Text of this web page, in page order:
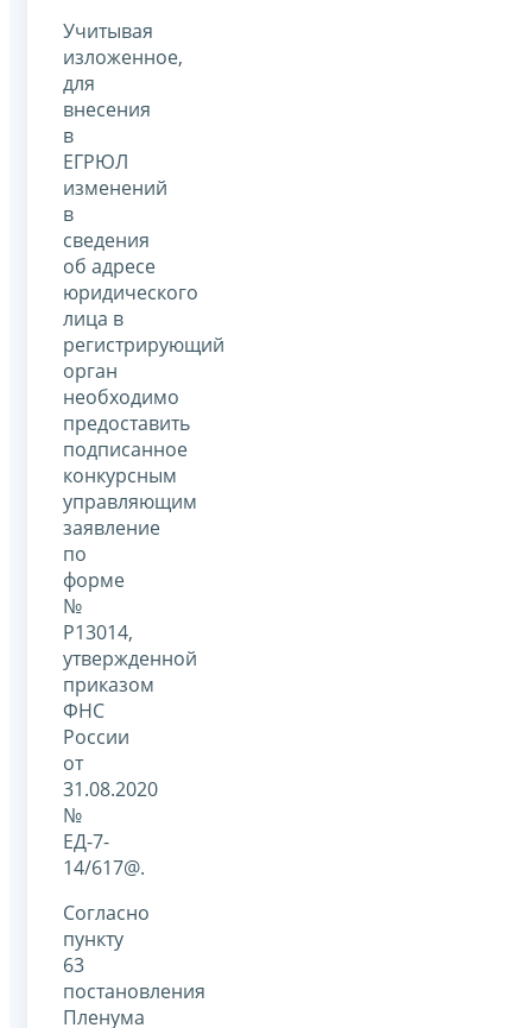
Учитывая
изложенное,
для
внесения
в
ЕГРЮЛ
изменений
в
сведения
об адресе
юридического
лица в
регистрирующий
орган
необходимо
предоставить
подписанное
конкурсным
управляющим
заявление
по
форме
№
Р13014,
утвержденной
приказом
ФНС
России
от
31.08.2020
№
ЕД-7-
14/617@.
Согласно
пункту
63
постановления
Пленума